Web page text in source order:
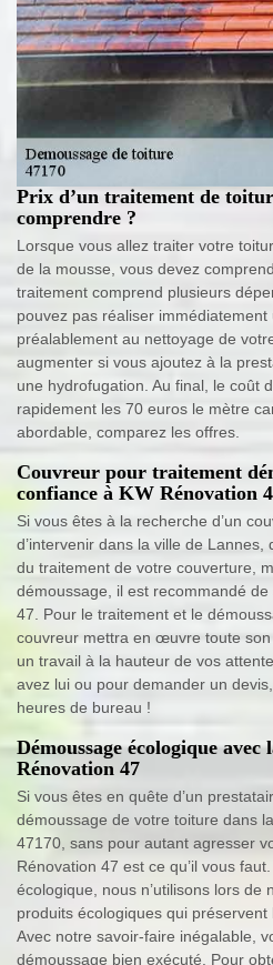
Prix d’un traitement de
comprendre ?
Lorsque vous allez traiter votre
de la mousse, vous devez
traitement comprend plusieurs
pouvez pas réaliser
préalablement au nettoyage de
augmenter si vous ajoutez à la
une hydrofugation. Au final, le coût
rapidement les 70 euros le mètre
abordable, comparez les offres.
Couvreur pour traitement
confiance à KW Rénovation
Si vous êtes à la recherche d’un
d’intervenir dans la ville de
du traitement de votre couverture,
démoussage, il est recommandé de
47. Pour le traitement et le
couvreur mettra en œuvre toute
un travail à la hauteur de vos
avez lui ou pour demander un
heures de bureau !
Démoussage écologique avec
Rénovation 47
Si vous êtes en quête d’un
démoussage de votre toiture dans
47170, sans pour autant agresser
Rénovation 47 est ce qu’il vous
écologique, nous n’utilisons lors de
produits écologiques qui préservent
Avec notre savoir-faire inégalable,
démoussage bien exécuté. Pour